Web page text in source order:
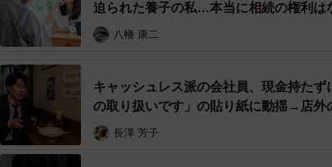
迫られた養子の私…本当に相続の権利は
八幡 康二
キャッシュレス派の会社員、現金持た
の取り扱いです」の貼り紙に動揺→店外
一喝された！【弁護士が解説】
長澤 芳子